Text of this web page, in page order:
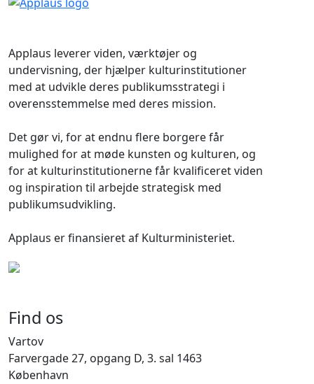
Applaus leverer viden, værktøjer og
undervisning, der hjælper kulturinstitutioner
med at udvikle deres publikumsstrategi i
overensstemmelse med deres mission.
Det gør vi, for at endnu flere borgere får
mulighed for at møde kunsten og kulturen, og
for at kulturinstitutionerne får kvalificeret viden
og inspiration til arbejde strategisk med
publikumsudvikling.
Applaus er finansieret af Kulturministeriet.
Find os
Vartov
Farvergade 27, opgang D, 3. sal 1463
København